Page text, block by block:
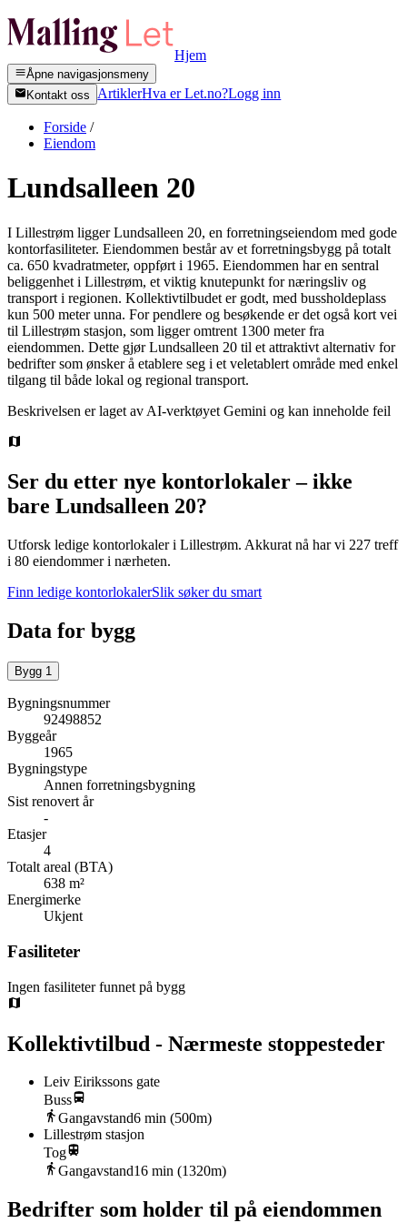
Hjem
Åpne navigasjonsmeny
Kontakt oss
ArtiklerHva er Let.no?Logg inn
Forside /
Eiendom
Lundsalleen 20
I Lillestrøm ligger Lundsalleen 20, en forretningseiendom med gode
kontorfasiliteter. Eiendommen består av et forretningsbygg på totalt
ca. 650 kvadratmeter, oppført i 1965. Eiendommen har en sentral
beliggenhet i Lillestrøm, et viktig knutepunkt for næringsliv og
transport i regionen. Kollektivtilbudet er godt, med bussholdeplass
kun 500 meter unna. For pendlere og besøkende er det også kort vei
til Lillestrøm stasjon, som ligger omtrent 1300 meter fra
eiendommen. Dette gjør Lundsalleen 20 til et attraktivt alternativ for
bedrifter som ønsker å etablere seg i et veletablert område med enkel
tilgang til både lokal og regional transport.
Beskrivelsen er laget av AI-verktøyet Gemini og kan inneholde feil
Ser du etter nye kontorlokaler – ikke
bare Lundsalleen 20?
Utforsk ledige kontorlokaler i Lillestrøm. Akkurat nå har vi 227 treff
i 80 eiendommer i nærheten.
Finn ledige kontorlokalerSlik søker du smart
Data for bygg
Bygg 1
Bygningsnummer
92498852
Byggeår
1965
Bygningstype
Annen forretningsbygning
Sist renovert år
-
Etasjer
4
Totalt areal (BTA)
638 m²
Energimerke
Ukjent
Fasiliteter
Ingen fasiliteter funnet på bygg
Kollektivtilbud - Nærmeste stoppesteder
Leiv Eirikssons gate
Buss
Gangavstand6 min (500m)
Lillestrøm stasjon
Tog
Gangavstand16 min (1320m)
Bedrifter som holder til på eiendommen